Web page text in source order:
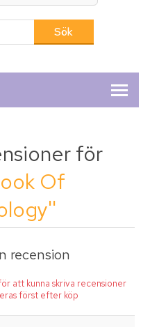
för
Of
recension
att kunna skriva recensioner
först efter köp